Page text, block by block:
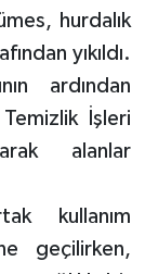
hurdalık
yıkıldı.
ardından
İşleri
alanlar
kullanım
geçilirken,